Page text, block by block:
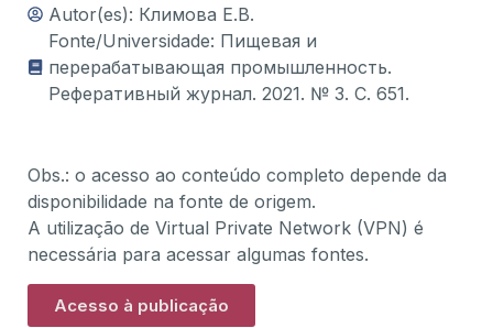
Autor(es): Климова Е.В.
Fonte/Universidade: Пищевая и
перерабатывающая промышленность.
Реферативный журнал. 2021. № 3. С. 651.
Obs.: o acesso ao conteúdo completo depende da
disponibilidade na fonte de origem.
A utilização de Virtual Private Network (VPN) é
necessária para acessar algumas fontes.
Acesso à publicação